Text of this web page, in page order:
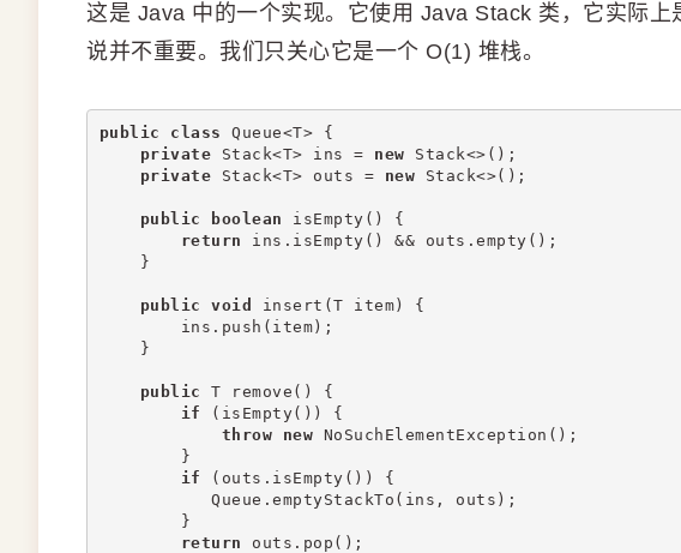
这是 Java 中的一个实现。它使用 Java Stack 类，它实际
说并不重要。我们只关心它是一个 O(1) 堆栈。
public class Queue<T> {
private Stack<T> ins = new Stack<>();
private Stack<T> outs = new Stack<>();
public boolean isEmpty() {
return ins.isEmpty() && outs.empty();
}
public void
insert(T item) {
ins.push(item);
}
public T remove() {
if (isEmpty()) {
throw
new NoSuchElementException();
}
if (outs.isEmpty()) {
Queue.emptyStackTo(ins, outs);
}
return outs.pop();